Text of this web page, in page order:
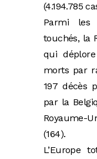
(4.194.785
Parmi les
touchés, la
qui
morts par
197 décès
par la
Royaume-
(164).
L’Europe